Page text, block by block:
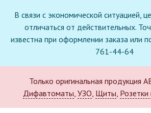
В связи с экономической ситуацией,
отличаться от действительных.
известна при оформлении заказа или
761-44-64
Только оригинальная продукция
Дифавтоматы, УЗО, Щиты,